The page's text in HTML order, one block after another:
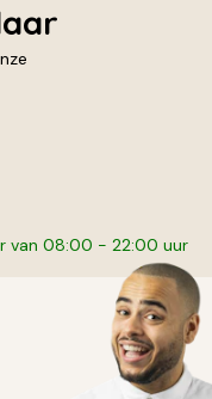
van 08:00 - 22:00 uur